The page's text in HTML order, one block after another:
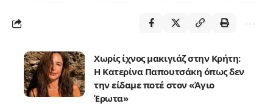
Χωρίς ίχνος μακιγιάζ στην Κρήτη:
Η Κατερίνα Παπουτσάκη όπως δεν
την είδαμε ποτέ στον «Άγιο
Έρωτα»